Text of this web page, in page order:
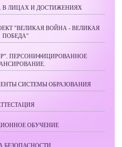
В ЛИЦАХ И ДОСТИЖЕНИЯХ
"ВЕЛИКАЯ ВОЙНА - ВЕЛИКАЯ
ПОБЕДА"
ПЕРСОНИФИЦИРОВАННОЕ
СИСТЕМЫ ОБРАЗОВАНИЯ
ОБУЧЕНИЕ
БЕЗОПАСНОСТИ